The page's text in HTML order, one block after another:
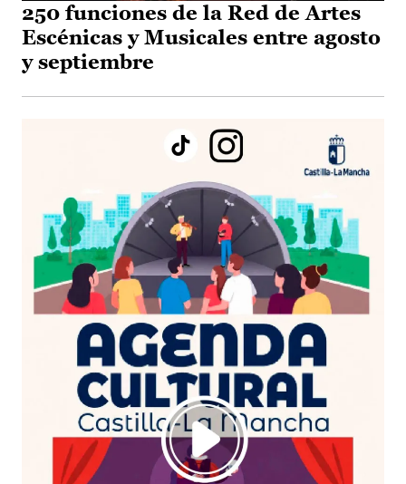
250 funciones de la Red de Artes
Escénicas y Musicales entre agosto
y septiembre